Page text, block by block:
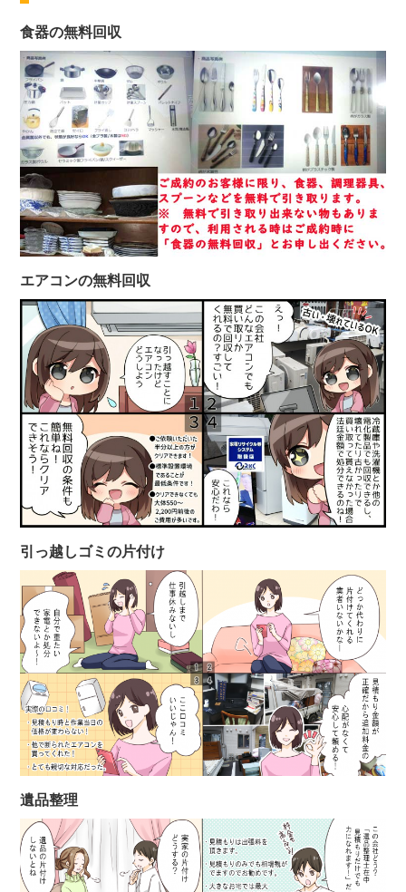
食器の無料回収
エアコンの無料回収
引っ越しゴミの片付け
遺品整理